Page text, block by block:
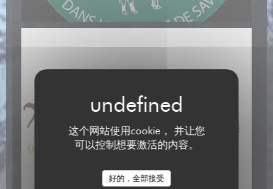
这个网站使用cookie， 并让您
可以控制想要激活的内容。
好的，全部接受